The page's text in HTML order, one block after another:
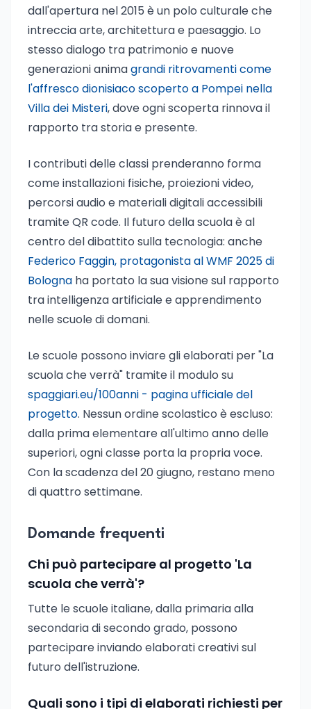
dall'apertura nel 2015 è un polo culturale che
intreccia arte, architettura e paesaggio. Lo
stesso dialogo tra patrimonio e nuove
generazioni animagrandi ritrovamenti come
l'affresco dionisiaco scoperto a Pompei nella
Villa dei Misteri, dove ogni scoperta rinnova il
rapporto tra storia e presente.
I contributi delle classi prenderanno forma
come installazioni fisiche, proiezioni video,
percorsi audio e materiali digitali accessibili
tramite QR code. Il futuro della scuola è al
centro del dibattito sulla tecnologia: anche
Federico Faggin, protagonista al WMF 2025 di
Bologna ha portato la sua visione sul rapporto
tra intelligenza artificiale e apprendimento
nelle scuole di domani.
Le scuole possono inviare gli elaborati per "La
scuola che verrà" tramite il modulo su
spaggiari.eu/100anni - pagina ufficiale del
progetto. Nessun ordine scolastico è escluso:
dalla prima elementare all'ultimo anno delle
superiori, ogni classe porta la propria voce.
Con la scadenza del 20 giugno, restano meno
di quattro settimane.
Domande frequenti
Chi può partecipare al progetto 'La
scuola che verrà'?
Tutte le scuole italiane, dalla primaria alla
secondaria di secondo grado, possono
partecipare inviando elaborati creativi sul
futuro dell'istruzione.
Quali sono i tipi di elaborati richiesti per